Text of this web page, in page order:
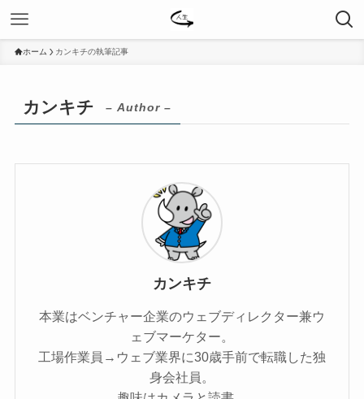
ホーム カンキチの執筆記事
カンキチ – Author –
カンキチ
本業はベンチャー企業のウェブディレクター兼ウ
ェブマーケター。
工場作業員→ウェブ業界に30歳手前で転職した独
身会社員。